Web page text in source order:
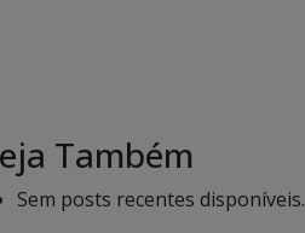
Também
Sem posts recentes disponíveis.